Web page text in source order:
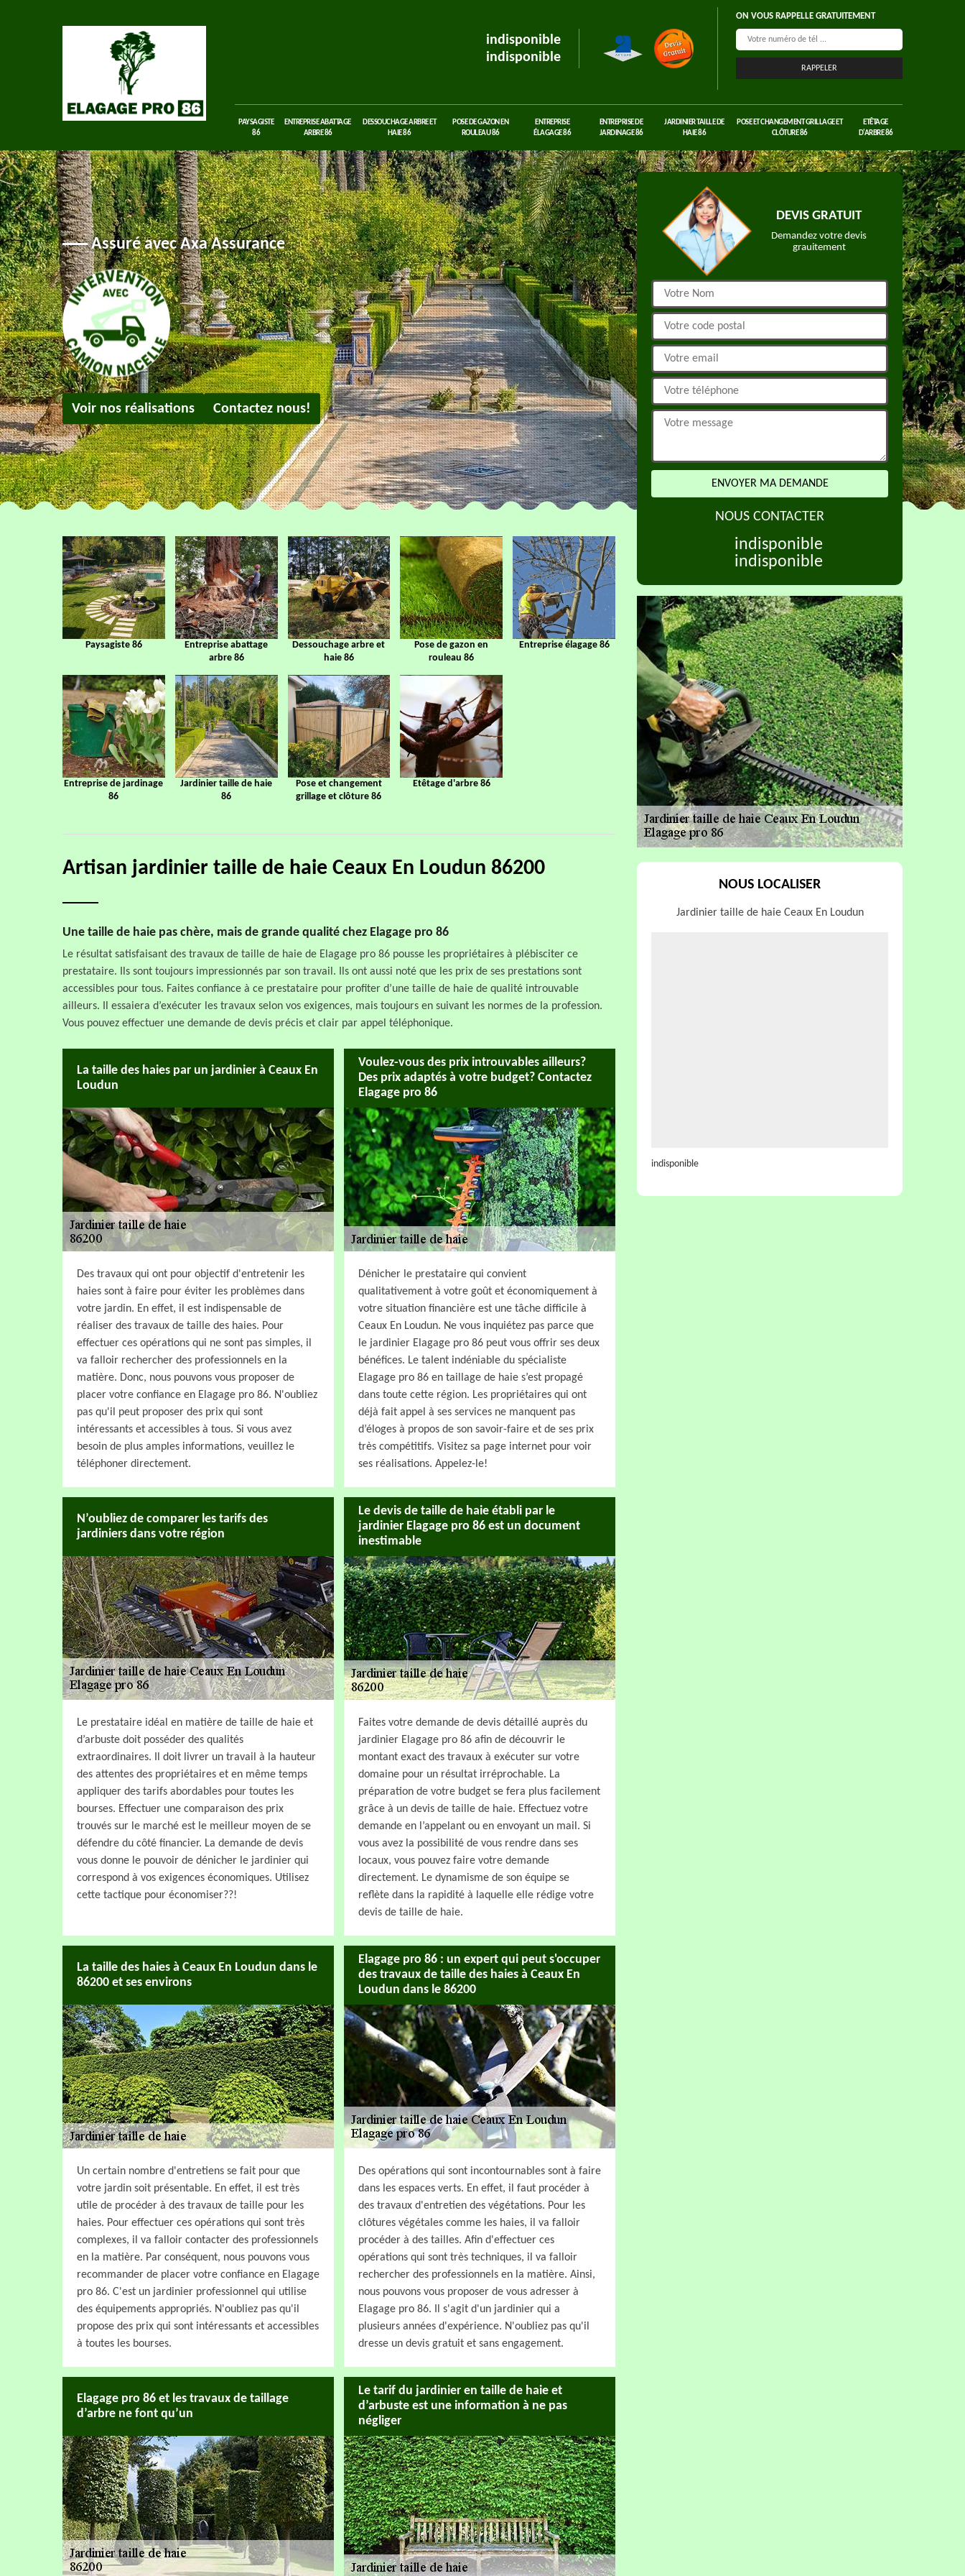
indisponible
indisponible
ON VOUS RAPPELLE GRATUITEMENT
PAYSAGISTE
86
ENTREPRISE ABATTAGE
ARBRE 86
DESSOUCHAGE ARBRE ET
HAIE 86
POSE DE GAZON EN
ROULEAU 86
ENTREPRISE
ÉLAGAGE 86
ENTREPRISE DE
JARDINAGE 86
JARDINIER TAILLE DE
HAIE 86
POSE ET CHANGEMENT GRILLAGE ET
CLÔTURE 86
ETÊTAGE
D'ARBRE 86
Assuré avec Axa Assurance
Voir nos réalisations Contactez nous!
Paysagiste 86
Entreprise abattage
arbre 86
Dessouchage arbre et
haie 86
Pose de gazon en
rouleau 86
Entreprise élagage 86
Entreprise de jardinage
86
Jardinier taille de haie
86
Pose et changement
grillage et clôture 86
Etêtage d'arbre 86
Artisan jardinier taille de haie Ceaux En Loudun 86200
Une taille de haie pas chère, mais de grande qualité chez Elagage pro 86
Le résultat satisfaisant des travaux de taille de haie de Elagage pro 86 pousse les propriétaires à plébisciter ce
prestataire. Ils sont toujours impressionnés par son travail. Ils ont aussi noté que les prix de ses prestations sont
accessibles pour tous. Faites confiance à ce prestataire pour profiter d’une taille de haie de qualité introuvable
ailleurs. Il essaiera d’exécuter les travaux selon vos exigences, mais toujours en suivant les normes de la profession.
Vous pouvez effectuer une demande de devis précis et clair par appel téléphonique.
La taille des haies par un jardinier à Ceaux En
Loudun
Des travaux qui ont pour objectif d'entretenir les
haies sont à faire pour éviter les problèmes dans
votre jardin. En effet, il est indispensable de
réaliser des travaux de taille des haies. Pour
effectuer ces opérations qui ne sont pas simples, il
va falloir rechercher des professionnels en la
matière. Donc, nous pouvons vous proposer de
placer votre confiance en Elagage pro 86. N'oubliez
pas qu'il peut proposer des prix qui sont
intéressants et accessibles à tous. Si vous avez
besoin de plus amples informations, veuillez le
téléphoner directement.
Voulez-vous des prix introuvables ailleurs?
Des prix adaptés à votre budget? Contactez
Elagage pro 86
Dénicher le prestataire qui convient
qualitativement à votre goût et économiquement à
votre situation financière est une tâche difficile à
Ceaux En Loudun. Ne vous inquiétez pas parce que
le jardinier Elagage pro 86 peut vous offrir ses deux
bénéfices. Le talent indéniable du spécialiste
Elagage pro 86 en taillage de haie s’est propagé
dans toute cette région. Les propriétaires qui ont
déjà fait appel à ses services ne manquent pas
d’éloges à propos de son savoir-faire et de ses prix
très compétitifs. Visitez sa page internet pour voir
ses réalisations. Appelez-le!
N’oubliez de comparer les tarifs des
jardiniers dans votre région
Le prestataire idéal en matière de taille de haie et
d’arbuste doit posséder des qualités
extraordinaires. Il doit livrer un travail à la hauteur
des attentes des propriétaires et en même temps
appliquer des tarifs abordables pour toutes les
bourses. Effectuer une comparaison des prix
trouvés sur le marché est le meilleur moyen de se
défendre du côté financier. La demande de devis
vous donne le pouvoir de dénicher le jardinier qui
correspond à vos exigences économiques. Utilisez
cette tactique pour économiser??!
Le devis de taille de haie établi par le
jardinier Elagage pro 86 est un document
inestimable
Faites votre demande de devis détaillé auprès du
jardinier Elagage pro 86 afin de découvrir le
montant exact des travaux à exécuter sur votre
domaine pour un résultat irréprochable. La
préparation de votre budget se fera plus facilement
grâce à un devis de taille de haie. Effectuez votre
demande en l’appelant ou en envoyant un mail. Si
vous avez la possibilité de vous rendre dans ses
locaux, vous pouvez faire votre demande
directement. Le dynamisme de son équipe se
reflète dans la rapidité à laquelle elle rédige votre
devis de taille de haie.
La taille des haies à Ceaux En Loudun dans le
86200 et ses environs
Un certain nombre d'entretiens se fait pour que
votre jardin soit présentable. En effet, il est très
utile de procéder à des travaux de taille pour les
haies. Pour effectuer ces opérations qui sont très
complexes, il va falloir contacter des professionnels
en la matière. Par conséquent, nous pouvons vous
recommander de placer votre confiance en Elagage
pro 86. C'est un jardinier professionnel qui utilise
des équipements appropriés. N'oubliez pas qu'il
propose des prix qui sont intéressants et accessibles
à toutes les bourses.
Elagage pro 86 : un expert qui peut s'occuper
des travaux de taille des haies à Ceaux En
Loudun dans le 86200
Des opérations qui sont incontournables sont à faire
dans les espaces verts. En effet, il faut procéder à
des travaux d'entretien des végétations. Pour les
clôtures végétales comme les haies, il va falloir
procéder à des tailles. Afin d'effectuer ces
opérations qui sont très techniques, il va falloir
rechercher des professionnels en la matière. Ainsi,
nous pouvons vous proposer de vous adresser à
Elagage pro 86. Il s'agit d'un jardinier qui a
plusieurs années d'expérience. N'oubliez pas qu'il
dresse un devis gratuit et sans engagement.
Elagage pro 86 et les travaux de taillage
d’arbre ne font qu’un
Le tarif du jardinier en taille de haie et
d’arbuste est une information à ne pas
négliger
DEVIS GRATUIT
Demandez votre devis
grauitement
NOUS CONTACTER
indisponible
indisponible
NOUS LOCALISER
Jardinier taille de haie Ceaux En Loudun
indisponible